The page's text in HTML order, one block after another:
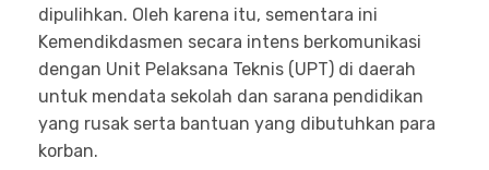
dipulihkan. Oleh karena itu, sementara ini
Kemendikdasmen secara intens berkomunikasi
dengan Unit Pelaksana Teknis (UPT) di daerah
untuk mendata sekolah dan sarana pendidikan
yang rusak serta bantuan yang dibutuhkan para
korban.